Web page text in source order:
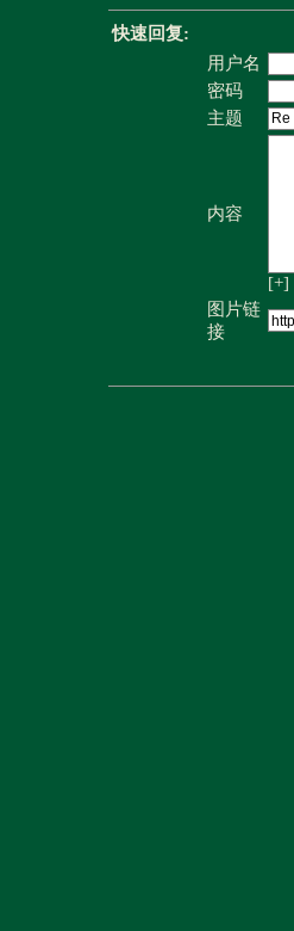
快速回复:
用户名
密码
主题
内容
[+]
图片链
接